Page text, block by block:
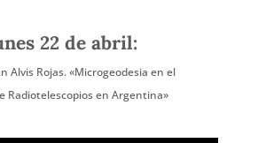
22 de abril:
Alvis Rojas. «Microgeodesia en el
Radiotelescopios en Argentina»